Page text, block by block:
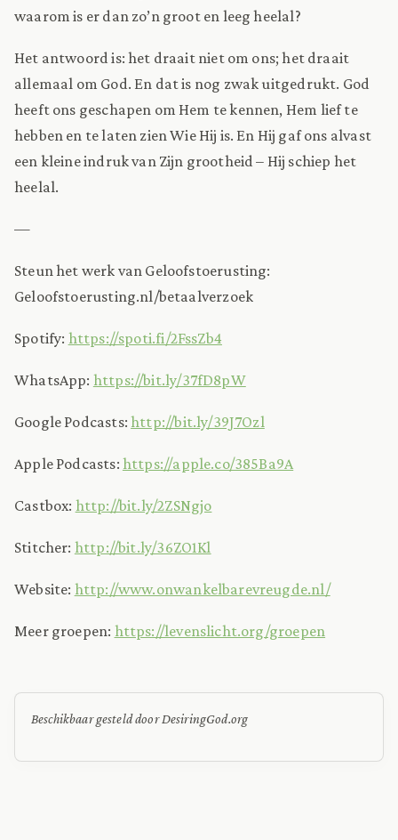
waarom is er dan zo’n groot en leeg heelal?
Het antwoord is: het draait niet om ons; het draait
allemaal om God. En dat is nog zwak uitgedrukt. God
heeft ons geschapen om Hem te kennen, Hem lief te
hebben en te laten zien Wie Hij is. En Hij gaf ons alvast
een kleine indruk van Zijn grootheid – Hij schiep het
heelal.
—
Steun het werk van Geloofstoerusting:
Geloofstoerusting.nl/betaalverzoek
Spotify: https://spoti.fi/2FssZb4
WhatsApp: https://bit.ly/37fD8pW
Google Podcasts:http://bit.ly/39J7Ozl
Apple Podcasts: https://apple.co/385Ba9A
Castbox: http://bit.ly/2ZSNgjo
Stitcher: http://bit.ly/36ZO1Kl
Website: http://www.onwankelbarevreugde.nl/
Meer groepen: https://levenslicht.org/groepen
Beschikbaar gesteld door DesiringGod.org